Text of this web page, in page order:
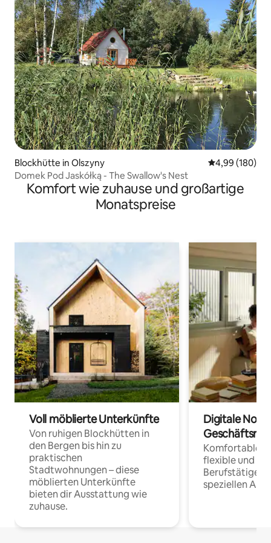
Blockhütte in Olszyny
4,99 (180)
Domek Pod Jaskółką - The Swallow's Nest
Komfort wie zuhause und großartige
Monatspreise
Voll möblierte Unterkünfte
Von ruhigen Blockhütten in
den Bergen bis hin zu
praktischen
Stadtwohnungen – diese
möblierten Unterkünfte
bieten dir Ausstattung wie
zuhause.
Digitale
Komfortable
flexible und
Berufstätige
speziellen